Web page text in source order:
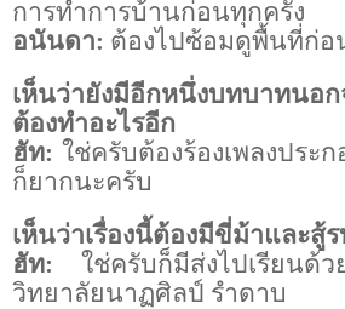
การทำการบ้านก่อนทุกครั้ง
อนันดา: ต้องไปซ้อมดูพื้นที่ก่อ
เห็นว่ายังมีอีกหนึ่งบทบาทนอ
ต้องทำอะไรอีก
ฮัท: ใช่ครับต้องร้องเพลงประ
ก็ยากนะครับ
เห็นว่าเรื่องนี้ต้องมีขี่ม้าและสู้
ฮัท: ใช่ครับก็มีส่งไปเรียนด้
วิทยาลัยนาฏศิลป์ รำดาบ